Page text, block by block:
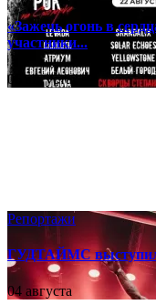
«Зажечь огонь в
участники...
06 августа
Репортажи
ГУДТАЙМС
04 августа